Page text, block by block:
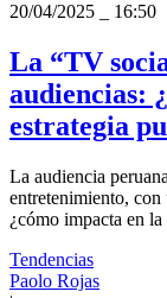
20/04/2025
16:50
La “TV
audiencias:
estrategia
La audiencia
entretenimiento,
¿cómo impacta en la
Tendencias
Paolo Rojas